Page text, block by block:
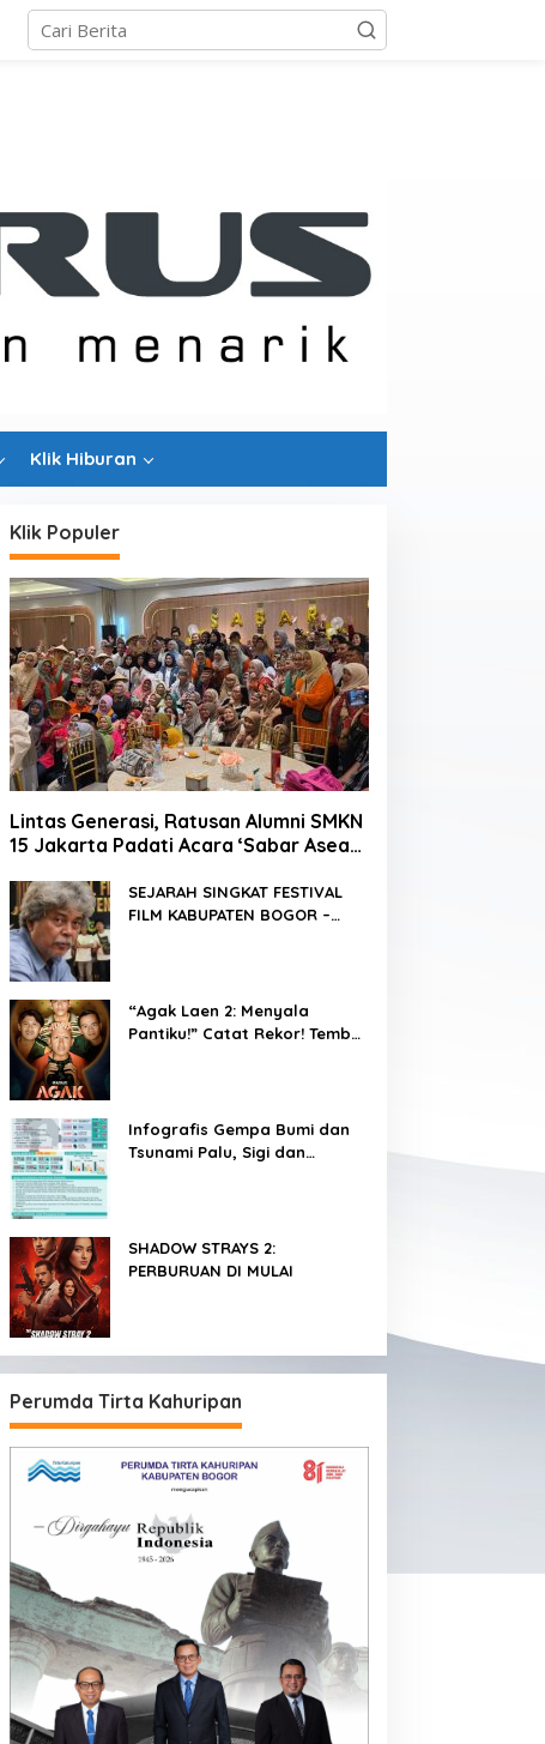
Klik Hiburan
Klik Populer
Lintas Generasi, Ratusan Alumni SMKN
15 Jakarta Padati Acara ‘Sabar Asean’
SEJARAH SINGKAT FESTIVAL
FILM KABUPATEN BOGOR –
“Agak Laen 2: Menyala
Pantiku!” Catat Rekor! Tembus
Infografis Gempa Bumi dan
Tsunami Palu, Sigi dan
SHADOW STRAYS 2:
PERBURUAN DI MULAI
Perumda Tirta Kahuripan